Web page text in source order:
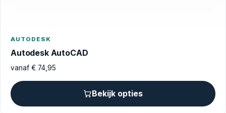
AUTODESK
Autodesk AutoCAD
vanaf € 74,95
Bekijk opties